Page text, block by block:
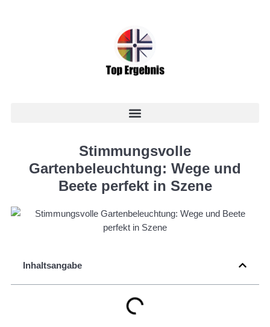
Stimmungsvolle
Gartenbeleuchtung: Wege und
Beete perfekt in Szene
Inhaltsangabe